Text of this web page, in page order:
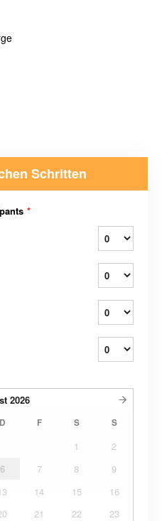
Schritten
*
2026
D F S S
1
2
6 7 8
9
14 15
16
21 22
23